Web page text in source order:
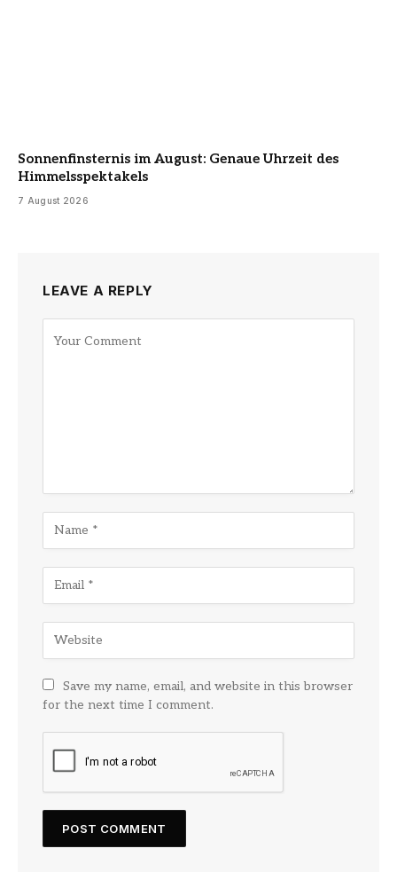
Sonnenfinsternis im August: Genaue Uhrzeit des
Himmelsspektakels
7 August 2026
LEAVE A REPLY
Save my name, email, and website in this browser
for the next time I comment.